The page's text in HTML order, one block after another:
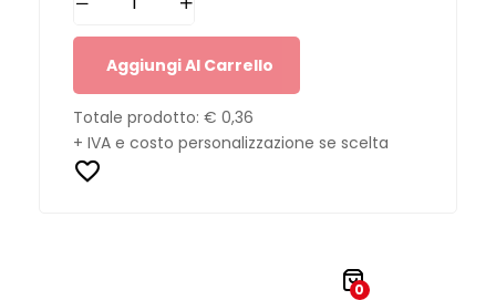
Aggiungi Al Carrello
Totale prodotto: € 0,36
+ IVA e costo personalizzazione se scelta
0